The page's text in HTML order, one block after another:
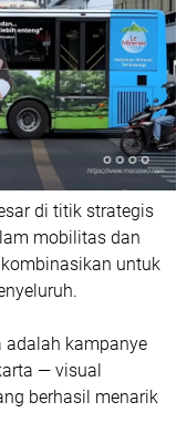
di titik strategis
mobilitas dan
untuk
adalah kampanye
— visual
berhasil menarik